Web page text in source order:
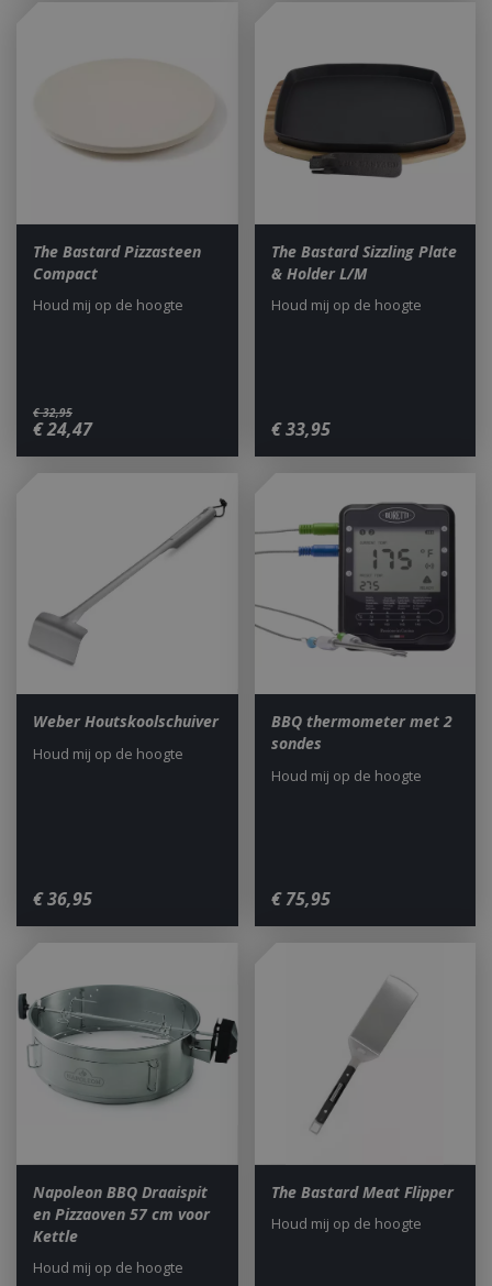
The Bastard Pizzasteen
Compact
€ 32,95
€24,47
Houd mij op de hoogte
The Bastard Sizzling Plate
& Holder L/M
€ 33,95
Houd mij op de hoogte
Weber Houtskoolschuiver
€36,95
Houd mij op de hoogte
BBQ thermometer met 2
sondes
€ 75,95
Houd mij op de hoogte
Napoleon BBQ Draaispit
en Pizzaoven 57 cm voor
Kettle
Houd mij op de hoogte
The Bastard Meat Flipper
Houd mij op de hoogte